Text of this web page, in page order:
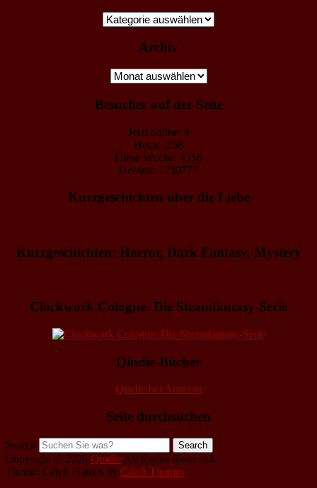
Kategorien
Archiv
Archiv
Besucher auf der Seite
Jetzt online: 4
Heute: 258
Diese Woche: 4356
Gesamt: 1730777
Kurzgeschichten über die Liebe
Kurzgeschichten: Horror, Dark Fantasy, Mystery
Clockwork Cologne: Die Steamfantasy-Serie
Qindie-Bücher
Qindie bei Amazon
Seite durchsuchen
Search
Copyright © 2026 Qindie All Rights Reserved.
Theme: Catch Flames by Catch Themes